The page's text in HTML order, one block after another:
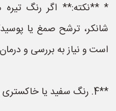
* **نکته:** اگر رنگ تیره
شانکر، ترشح صمغ یا
است و نیاز به بررسی و
**4. رنگ سفید یا خاکستری روشن:**